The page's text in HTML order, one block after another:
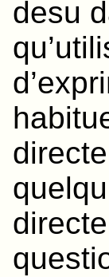
desu